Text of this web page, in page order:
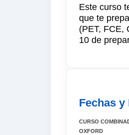
Este curso
que te
(PET, FCE,
10 de
Fechas y
CURSO
OXFORD